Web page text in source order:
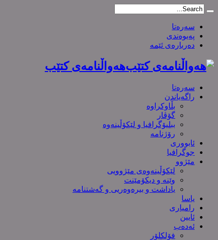
سەرەتا
پەیوەندی
دەربارەی ئێمە
هەواڵنامەی کتێب
سەرەتا
راگەیاندن
بڵاوکراوە
گۆڤار
ببلیۆگرافیا و لێکۆڵینەوە
رۆژنامە
ئابووری
جوگرافیا
مێژوو
لێکۆڵینەوەی مێژوویی
وێنە و دیکۆمێنت
یاداشت و بیره‌وه‌ریی و گەشتنامە
یاسا
رامیاری
ئایین
ئەدەب
فۆلکلۆر